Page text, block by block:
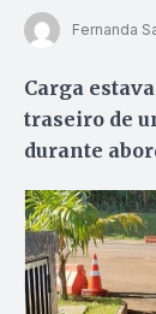
Fernanda
Carga
traseiro de
durante